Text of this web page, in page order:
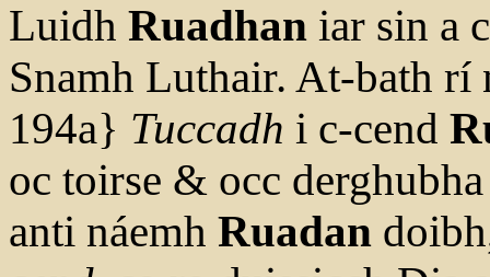
Luidh Ruadhan iar sin a
Snamh Luthair. At-bath rí
194a} Tuccadh i c-cend
oc toirse & occ
anti náemh Ruadan